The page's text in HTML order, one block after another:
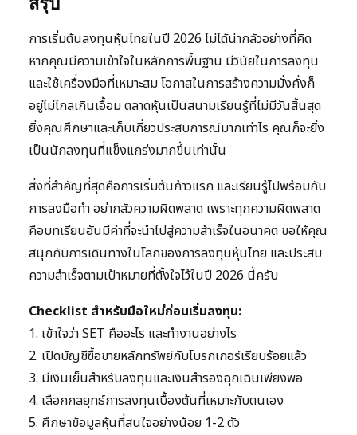
การเริ่มต้นลงทุนหุ้นไทยในปี 2026 ไม่ได้น่ากลัวอย่างที่คิด
หากคุณมีความเข้าใจในหลักการพื้นฐาน มีวินัยในการลงทุน
และใช้เครื่องมือที่เหมาะสม โอกาสในการสร้างความมั่งคั่งก็
อยู่ไม่ไกลเกินเอื้อม ตลาดหุ้นเป็นสนามเรียนรู้ที่ไม่มีวันสิ้นสุด
ยิ่งคุณศึกษาและเก็บเกี่ยวประสบการณ์มากเท่าไร คุณก็จะยิ่ง
เป็นนักลงทุนที่แข็งแกร่งมากขึ้นเท่านั้น
สิ่งที่สำคัญที่สุดคือการเริ่มต้นก้าวแรก และเรียนรู้ไปพร้อมกับ
การลงมือทำ อย่ากลัวความผิดพลาด เพราะทุกความผิดพลาด
คือบทเรียนอันมีค่าที่จะนำไปสู่ความสำเร็จในอนาคต ขอให้คุณ
สนุกกับการเดินทางในโลกของการลงทุนหุ้นไทย และประสบ
ความสำเร็จตามเป้าหมายที่ตั้งใจไว้ในปี 2026 นี้ครับ
Checklist สำหรับมือใหม่ก่อนเริ่มลงทุน:
1. เข้าใจว่า SET คืออะไร และทำงานอย่างไร
2. เปิดบัญชีซื้อขายหลักทรัพย์กับโบรกเกอร์เรียบร้อยแล้ว
3. มีเงินเย็นสำหรับลงทุนและเงินสำรองฉุกเฉินเพียงพอ
4. เลือกกลยุทธ์การลงทุนเบื้องต้นที่เหมาะกับตนเอง
5. ศึกษาข้อมูลหุ้นที่สนใจอย่างน้อย 1-2 ตัว